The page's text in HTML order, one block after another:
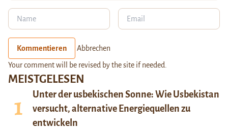
MEISTGELESEN
Unter der usbekischen Sonne: Wie Usbekistan
versucht, alternative Energiequellen zu
entwickeln
Kommentieren Abbrechen
Your comment will be revised by the site if needed.